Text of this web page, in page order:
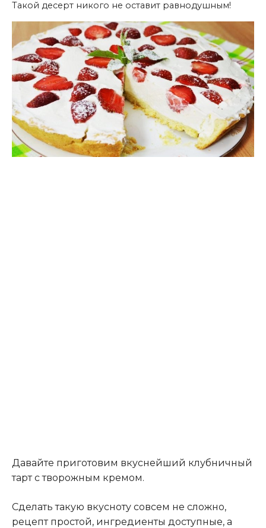
Такой десерт никого не оставит равнодушным!
Давайте приготовим вкуснейший клубничный
тарт с творожным кремом.
Сделать такую вкусноту совсем не сложно,
рецепт простой, ингредиенты доступные, а